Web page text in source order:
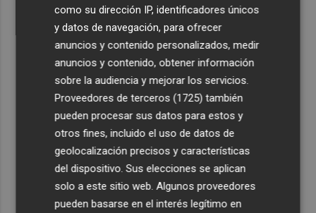
Recibe toda la actualidad de
Plaza Podcast en tu correo
Quiero suscribirme
como su dirección IP, identificadores únicos
y datos de navegación, para ofrecer
anuncios y contenido personalizados, medir
anuncios y contenido, obtener información
sobre la audiencia y mejorar los servicios.
Proveedores de terceros (1725) también
pueden procesar sus datos para estos y
otros fines, incluido el uso de datos de
geolocalización precisos y características
del dispositivo. Sus elecciones se aplican
solo a este sitio web. Algunos proveedores
pueden basarse en el interés legítimo en